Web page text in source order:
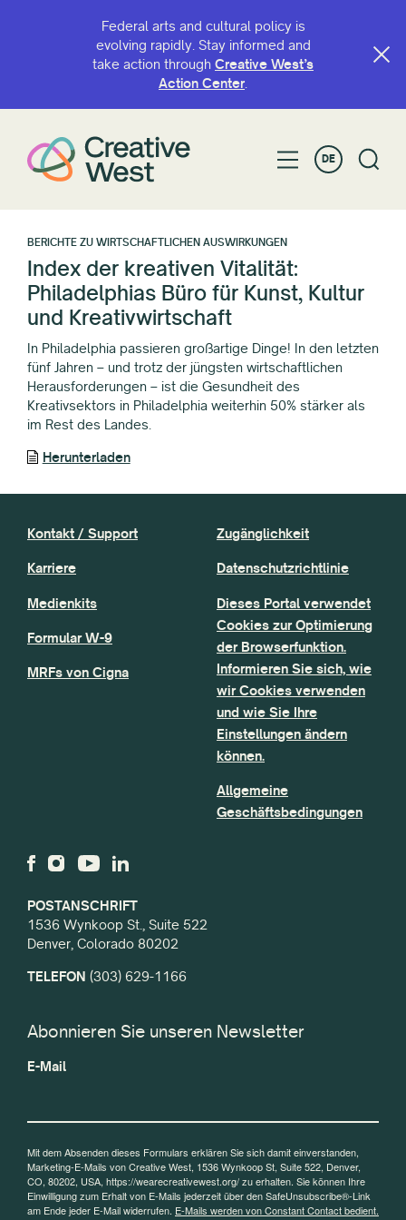
Federal arts and cultural policy is
evolving rapidly. Stay informed and
take action through Creative West’s
Action Center.
DE
BERICHTE ZU WIRTSCHAFTLICHEN AUSWIRKUNGEN
Index der kreativen Vitalität:
Philadelphias Büro für Kunst, Kultur
und Kreativwirtschaft
In Philadelphia passieren großartige Dinge! In den letzten
fünf Jahren – und trotz der jüngsten wirtschaftlichen
Herausforderungen – ist die Gesundheit des
Kreativsektors in Philadelphia weiterhin 50% stärker als
im Rest des Landes.
Herunterladen
POSTANSCHRIFT
1536 Wynkoop St., Suite 522
Denver, Colorado 80202
TELEFON (303) 629-1166
Kontakt / Support
Karriere
Medienkits
Formular W-9
MRFs von Cigna
Zugänglichkeit
Datenschutzrichtlinie
Dieses Portal verwendet
Cookies zur Optimierung
der Browserfunktion.
Informieren Sie sich, wie
wir Cookies verwenden
und wie Sie Ihre
Einstellungen ändern
können.
Allgemeine
Geschäftsbedingungen
Abonnieren Sie unseren Newsletter
E-Mail
Mit dem Absenden dieses Formulars erklären Sie sich damit einverstanden,
Marketing-E-Mails von Creative West, 1536 Wynkoop St, Suite 522, Denver,
CO, 80202, USA, https://wearecreativewest.org/ zu erhalten. Sie können Ihre
Einwilligung zum Erhalt von E-Mails jederzeit über den SafeUnsubscribe®-Link
am Ende jeder E-Mail widerrufen. E-Mails werden von Constant Contact bedient.